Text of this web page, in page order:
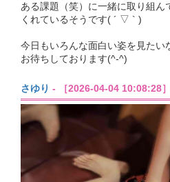
ある課題（笑）に一緒に取り組ん
くれているそうです( ´ ▽ ` )
今日もいろんな面白い姿を見たい
お待ちしております(^-^)
さゆり - ［2026-04-04 10:08:28